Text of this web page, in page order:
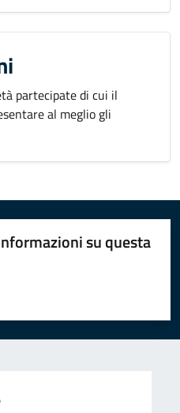
partecipate di cui il
al meglio gli
su questa
su 5
5